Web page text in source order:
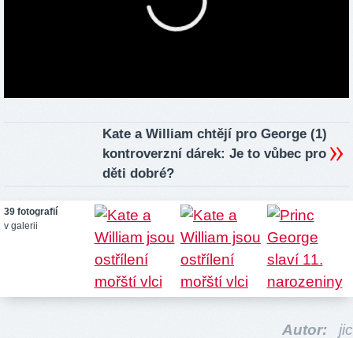
Kate a William chtějí pro George (1)
kontroverzní dárek: Je to vůbec pro
děti dobré?
39 fotografií
v galerii
Autor: jic